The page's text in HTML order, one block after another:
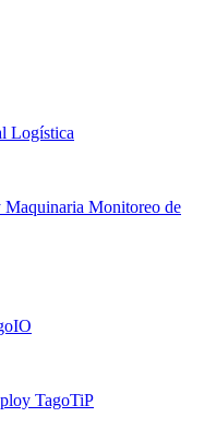
Logística
Maquinaria Monitoreo de
TagoTiP